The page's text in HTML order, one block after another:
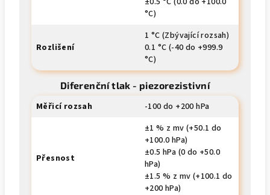
°C)
Rozlišení
1 °C (Zbývající rozsah)
0.1 °C (-40 do +999.9
°C)
Diferenční tlak - piezorezistivní
Měřicí rozsah -100 do +200 hPa
Přesnost
±1 % z mv (+50.1 do
+100.0 hPa)
±0.5 hPa (0 do +50.0
hPa)
±1.5 % z mv (+100.1 do
+200 hPa)